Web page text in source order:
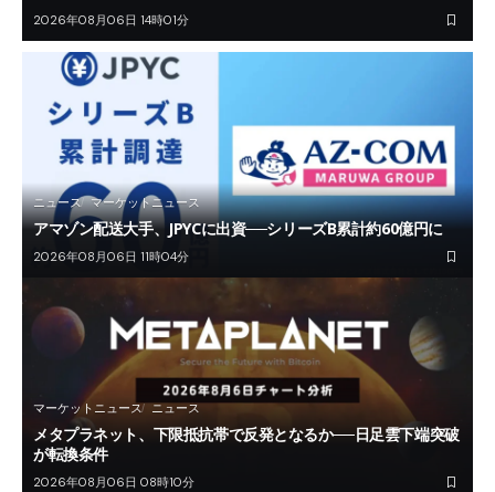
2026年08月06日 14時01分
ニュース マーケットニュース
アマゾン配送大手、JPYCに出資──シリーズB累計約60億円に
2026年08月06日 11時04分
マーケットニュース ニュース
メタプラネット、下限抵抗帯で反発となるか──日足雲下端突破
が転換条件
2026年08月06日 08時10分